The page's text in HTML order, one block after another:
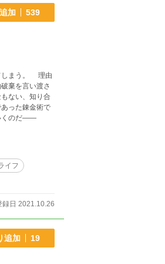
加 539
しまう。 理由
棄を言い渡さ
くのだ――
イフ
録日 2021.10.26
追加 19